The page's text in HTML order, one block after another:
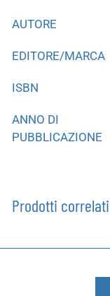
AUTORE
EDITORE/MARCA
ISBN
ANNO DI
PUBBLICAZIONE
Prodotti correlati